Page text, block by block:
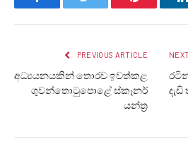
FacebookTwitter Pinterest
PREVIOUS ARTICLE
අධ්‍යයනයකින් තොරව ඉවත්කළ
ගුවන්තොටුපොළේ ස්කෑනර්
යන්ත්‍ර